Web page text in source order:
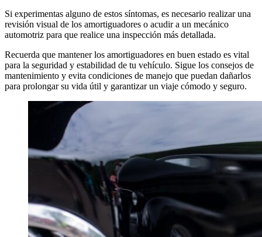
Si experimentas alguno de estos síntomas, es necesario realizar una
revisión visual de los amortiguadores o acudir a un mecánico
automotriz para que realice una inspección más detallada.
Recuerda que mantener los amortiguadores en buen estado es vital
para la seguridad y estabilidad de tu vehículo. Sigue los consejos de
mantenimiento y evita condiciones de manejo que puedan dañarlos
para prolongar su vida útil y garantizar un viaje cómodo y seguro.